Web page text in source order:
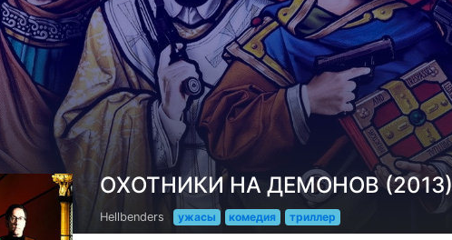
ОХОТНИКИ НА ДЕМОНОВ (2013)
Hellbenders ужасы комедия триллер